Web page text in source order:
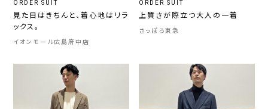
ORDER SUIT
見た目はきちんと、着心地はリラ
ックス。
イオンモール広島府中店
ORDER SUIT
上質さが際立つ大人の一着
さっぽろ東急